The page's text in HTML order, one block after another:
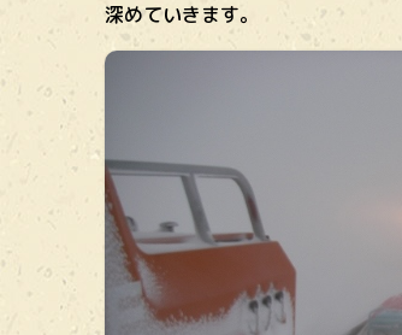
深めていきます。